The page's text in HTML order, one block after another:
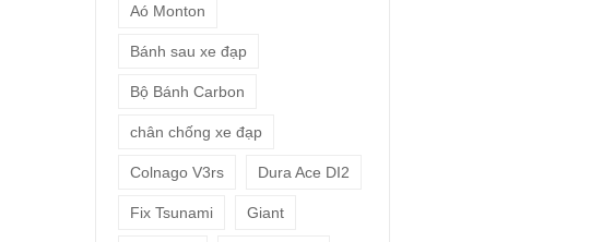
Aó Monton
Bánh sau xe đạp
Bộ Bánh Carbon
chân chống xe đạp
Colnago V3rs Dura Ace DI2
Fix Tsunami Giant